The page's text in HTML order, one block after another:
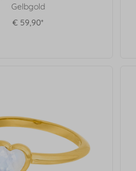
Gelbgold
€ 59,90*